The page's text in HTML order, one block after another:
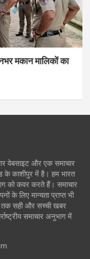
मकान मालिकों का
वेबसाइट और एक समाचार
के काशीपुर में है। हम भारत
को कवर करते हैं। समाचार
के लिए मान्यता प्राप्त भी
तक सही और सच्ची खबर
समाचार अनुभाग में